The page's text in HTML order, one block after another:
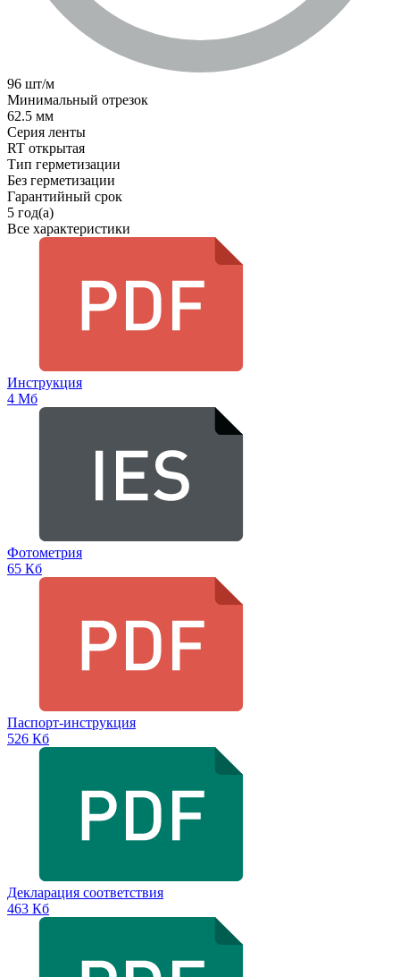
96 шт/м
Минимальный отрезок
62.5 мм
Серия ленты
RT открытая
Тип герметизации
Без герметизации
Гарантийный срок
5 год(а)
Все характеристики
Инструкция
4 Мб
Фотометрия
65 Кб
Паспорт-инструкция
526 Кб
Декларация соответствия
463 Кб